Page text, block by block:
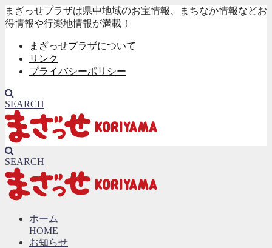
まざっせプラザは県中地域のお宝情報、まちなか情報などお
得情報や行楽地情報が満載！
まざっせプラザについて
リンク
プライバシーポリシー
SEARCH
SEARCH
ホーム
HOME
お知らせ